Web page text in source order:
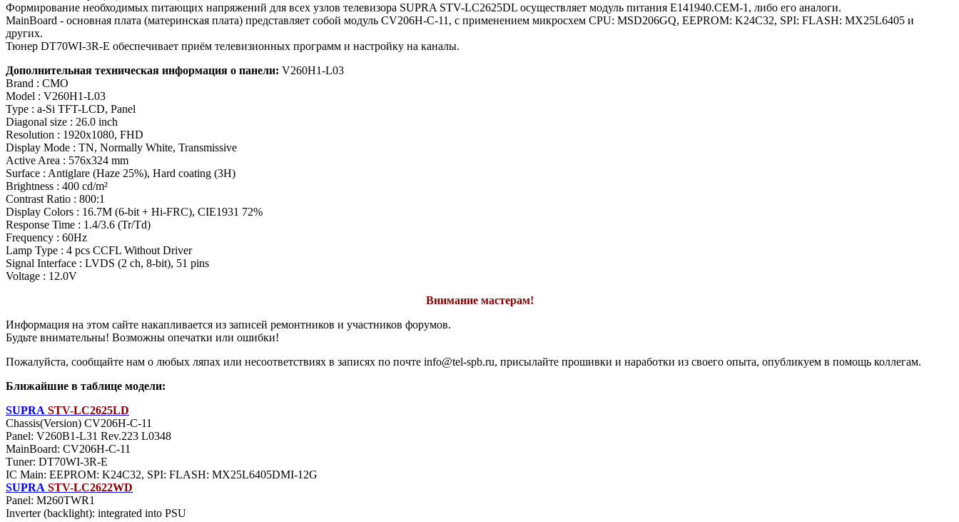
Формирование необходимых питающих напряжений для всех узлов телевизора SUPRA STV-LC2625DL осуществляет модуль питания E141940.CEM-1, либо его аналоги.
MainBoard - основная плата (материнская плата) представляет собой модуль CV206H-C-11, с применением микросхем CPU: MSD206GQ, EEPROM: K24C32, SPI: FLASH: MX25L6405 и
других.
Тюнер DT70WI-3R-E обеспечивает приём телевизионных программ и настройку на каналы.
Дополнительная техническая информация о панели: V260H1-L03
Brand : CMO
Model : V260H1-L03
Type : a-Si TFT-LCD, Panel
Diagonal size : 26.0 inch
Resolution : 1920x1080, FHD
Display Mode : TN, Normally White, Transmissive
Active Area : 576x324 mm
Surface : Antiglare (Haze 25%), Hard coating (3H)
Brightness : 400 cd/m²
Contrast Ratio : 800:1
Display Colors : 16.7M (6-bit + Hi-FRC), CIE1931 72%
Response Time : 1.4/3.6 (Tr/Td)
Frequency : 60Hz
Lamp Type : 4 pcs CCFL Without Driver
Signal Interface : LVDS (2 ch, 8-bit), 51 pins
Voltage : 12.0V
Внимание мастерам!
Информация на этом сайте накапливается из записей ремонтников и участников форумов.
Будьте внимательны! Возможны опечатки или ошибки!
Пожалуйста, сообщайте нам о любых ляпах или несоответствиях в записях по почте info@tel-spb.ru, присылайте прошивки и наработки из своего опыта, опубликуем в помощь коллегам.
Ближайшие в таблице модели:
SUPRA STV-LC2625LD
Chassis(Version) CV206H-C-11
Panel: V260B1-L31 Rev.223 L0348
MainBoard: CV206H-C-11
Тuner: DT70WI-3R-E
IC Main: EEPROM: K24C32, SPI: FLASH: MX25L6405DMI-12G
SUPRA STV-LC2622WD
Panel: M260TWR1
Inverter (backlight): integrated into PSU